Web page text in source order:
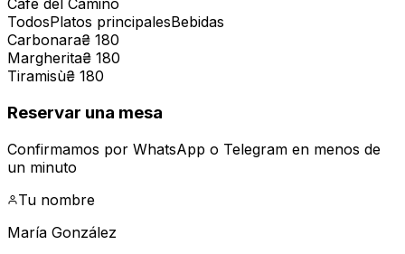
Café del Camino
TodosPlatos principalesBebidas
Carbonara₴ 180
Margherita₴ 180
Tiramisù₴ 180
Reservar una mesa
Confirmamos por WhatsApp o Telegram en menos de
un minuto
Tu nombre
María González